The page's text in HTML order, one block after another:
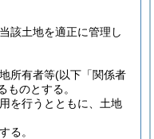
該土地を適正に管理し
所有者等(以下「関係者
のとする。
を行うとともに、土地
る。